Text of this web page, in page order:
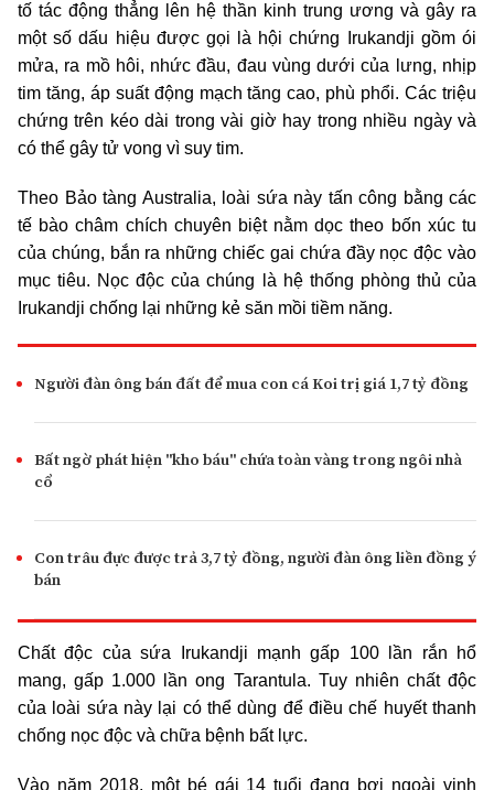
tố tác động thẳng lên hệ thần kinh trung ương và gây ra
một số dấu hiệu được gọi là hội chứng Irukandji gồm ói
mửa, ra mồ hôi, nhức đầu, đau vùng dưới của lưng, nhịp
tim tăng, áp suất động mạch tăng cao, phù phổi. Các triệu
chứng trên kéo dài trong vài giờ hay trong nhiều ngày và
có thể gây tử vong vì suy tim.
Theo Bảo tàng Australia, loài sứa này tấn công bằng các
tế bào châm chích chuyên biệt nằm dọc theo bốn xúc tu
của chúng, bắn ra những chiếc gai chứa đầy nọc độc vào
mục tiêu. Nọc độc của chúng là hệ thống phòng thủ của
Irukandji chống lại những kẻ săn mồi tiềm năng.
Người đàn ông bán đất để mua con cá Koi trị giá 1,7 tỷ đồng
Bất ngờ phát hiện "kho báu" chứa toàn vàng trong ngôi nhà
cổ
Con trâu đực được trả 3,7 tỷ đồng, người đàn ông liền đồng ý
bán
Chất độc của sứa Irukandji mạnh gấp 100 lần rắn hổ
mang, gấp 1.000 lần ong Tarantula. Tuy nhiên chất độc
của loài sứa này lại có thể dùng để điều chế huyết thanh
chống nọc độc và chữa bệnh bất lực.
Vào năm 2018, một bé gái 14 tuổi đang bơi ngoài vịnh